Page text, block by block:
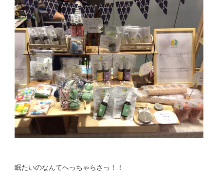
眠たいのなんてへっちゃらさっ！！